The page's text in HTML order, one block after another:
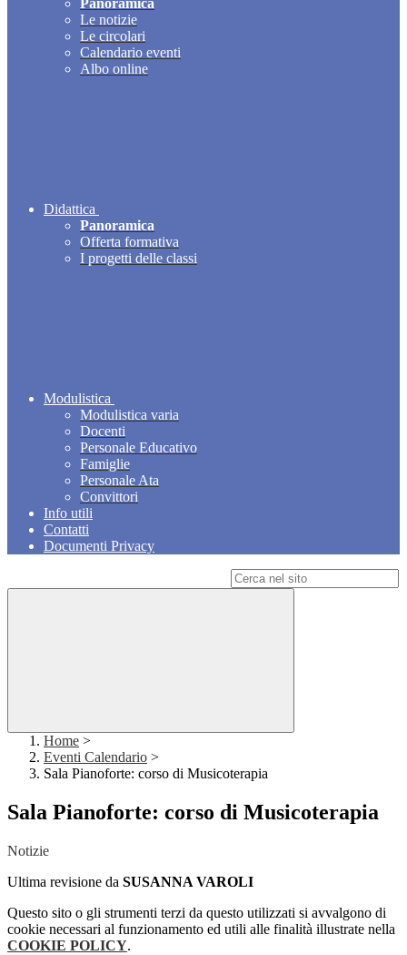
Panoramica
Le notizie
Le circolari
Calendario eventi
Albo online
Didattica
Panoramica
Offerta formativa
I progetti delle classi
Modulistica
Modulistica varia
Docenti
Personale Educativo
Famiglie
Personale Ata
Convittori
Info utili
Contatti
Documenti Privacy
Home >
Eventi Calendario >
Sala Pianoforte: corso di Musicoterapia
Sala Pianoforte: corso di Musicoterapia
Notizie
Ultima revisione da SUSANNA VAROLI
Questo sito o gli strumenti terzi da questo utilizzati si avvalgono di
cookie necessari al funzionamento ed utili alle finalità illustrate nella
COOKIE POLICY.